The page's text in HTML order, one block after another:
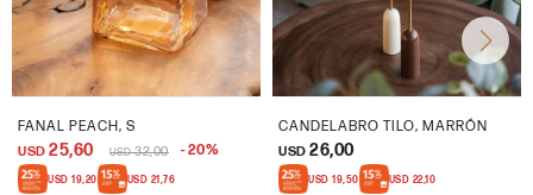
FANAL PEACH, S
USD 25,60 USD 32,00 20
USD 19,20 USD 21,76
CANDELABRO TILO, MARRÓN
USD 26,00
USD 19,50 USD 22,10